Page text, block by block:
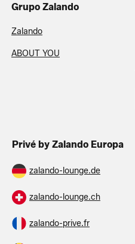
Grupo Zalando
Zalando
ABOUT YOU
Privé by Zalando Europa
zalando-lounge.de
zalando-lounge.ch
zalando-prive.fr